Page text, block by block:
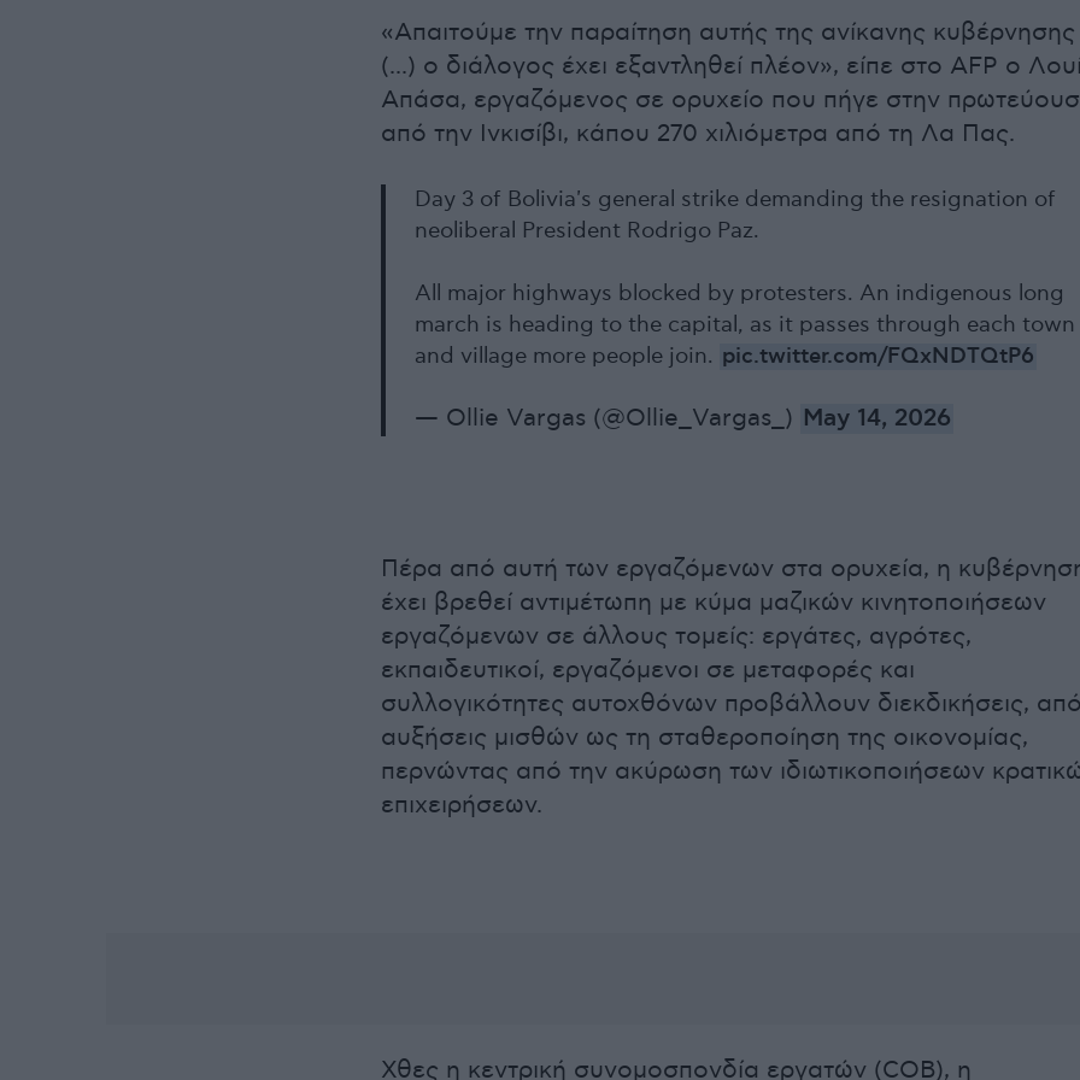
«Απαιτούμε την παραίτηση αυτής της ανίκανης κυβέρνησης
(...) ο διάλογος έχει εξαντληθεί πλέον», είπε στο AFP ο
Απάσα, εργαζόμενος σε ορυχείο που πήγε στην
από την Ινκισίβι, κάπου 270 χιλιόμετρα από τη Λα Πας.
Day 3 of Bolivia's general strike demanding the resignation of
neoliberal President Rodrigo Paz.
All major highways blocked by protesters. An indigenous long
march is heading to the capital, as it passes through each town
and village more people join. pic.twitter.com/FQxNDTQtP6
— Ollie Vargas (@Ollie_Vargas_) May 14, 2026
Πέρα από αυτή των εργαζόμενων στα ορυχεία, η
έχει βρεθεί αντιμέτωπη με κύμα μαζικών κινητοποιήσεων
εργαζόμενων σε άλλους τομείς: εργάτες, αγρότες,
εκπαιδευτικοί, εργαζόμενοι σε μεταφορές και
συλλογικότητες αυτοχθόνων προβάλλουν διεκδικήσεις, από
αυξήσεις μισθών ως τη σταθεροποίηση της οικονομίας,
περνώντας από την ακύρωση των ιδιωτικοποιήσεων
επιχειρήσεων.
Χθες η κεντρική συνομοσπονδία εργατών (COB), η